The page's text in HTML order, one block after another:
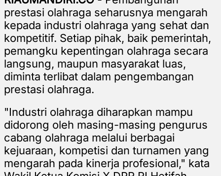
prestasi olahraga seharusnya mengarah
kepada industri olahraga yang sehat dan
kompetitif. Setiap pihak, baik pemerintah,
pemangku kepentingan olahraga secara
langsung, maupun masyarakat luas,
diminta terlibat dalam pengembangan
prestasi olahraga.
"Industri olahraga diharapkan mampu
didorong oleh masing-masing pengurus
cabang olahraga melalui berbagai
kejuaraan, kompetisi dan turnamen yang
mengarah pada kinerja profesional," kata